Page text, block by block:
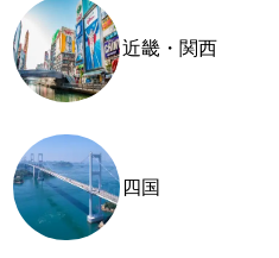
近畿・関西
四国